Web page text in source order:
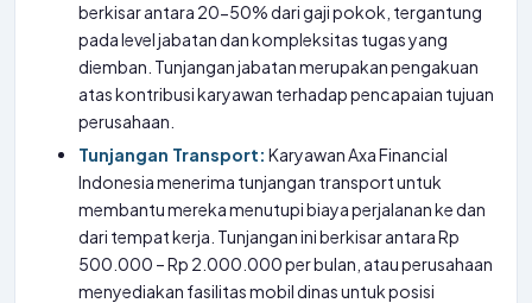
berkisar antara 20-50% dari gaji pokok, tergantung
pada level jabatan dan kompleksitas tugas yang
diemban. Tunjangan jabatan merupakan pengakuan
atas kontribusi karyawan terhadap pencapaian tujuan
perusahaan.
Tunjangan Transport: Karyawan Axa Financial
Indonesia menerima tunjangan transport untuk
membantu mereka menutupi biaya perjalanan ke dan
dari tempat kerja. Tunjangan ini berkisar antara Rp
500.000 – Rp 2.000.000 per bulan, atau perusahaan
menyediakan fasilitas mobil dinas untuk posisi